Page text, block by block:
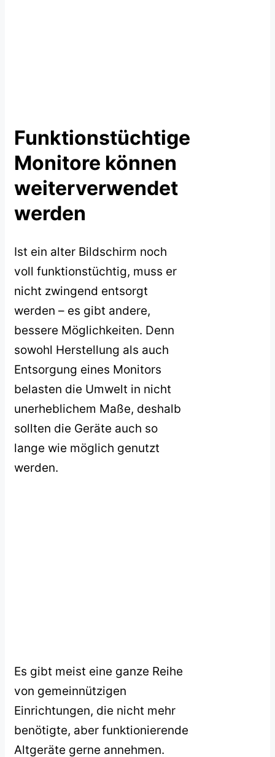
Funktionstüchtige
Monitore können
weiterverwendet
werden
Ist ein alter Bildschirm noch
voll funktionstüchtig, muss er
nicht zwingend entsorgt
werden – es gibt andere,
bessere Möglichkeiten. Denn
sowohl Herstellung als auch
Entsorgung eines Monitors
belasten die Umwelt in nicht
unerheblichem Maße, deshalb
sollten die Geräte auch so
lange wie möglich genutzt
werden.
Es gibt meist eine ganze Reihe
von gemeinnützigen
Einrichtungen, die nicht mehr
benötigte, aber funktionierende
Altgeräte gerne annehmen.